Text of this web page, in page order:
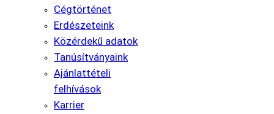
Cégtörténet
Erdészeteink
Közérdekű adatok
Tanúsítványaink
Ajánlattételi
felhívások
Karrier